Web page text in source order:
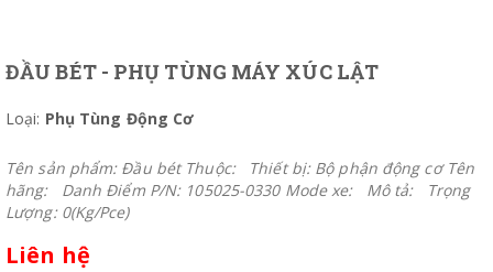
ĐẦU BÉT - PHỤ TÙNG MÁY XÚC LẬT
Loại: Phụ Tùng Động Cơ
Tên sản phẩm: Đầu bét Thuộc: Thiết bị: Bộ phận động cơ Tên
hãng: Danh Điểm P/N: 105025-0330 Mode xe: Mô tả: Trọng
Lượng: 0(Kg/Pce)
Liên hệ